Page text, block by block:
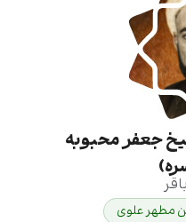
جعفر محبوبه
باقر
مطهر علوی